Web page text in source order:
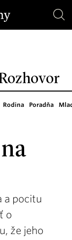
Rodina Poradňa
a pocitu
o
že jeho